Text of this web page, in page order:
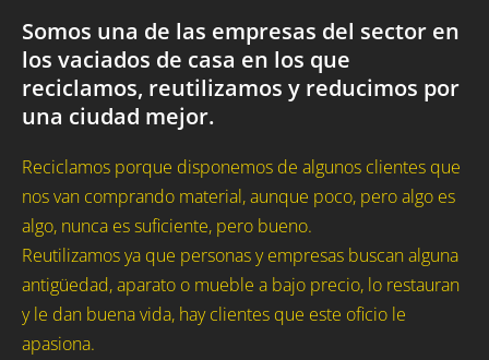
Somos una de las empresas del sector en
los vaciados de casa en los que
reciclamos, reutilizamos y reducimos por
una ciudad mejor.
Reciclamos porque disponemos de algunos clientes que
nos van comprando material, aunque poco, pero algo es
algo, nunca es suficiente, pero bueno.
Reutilizamos ya que personas y empresas buscan alguna
antigüedad, aparato o mueble a bajo precio, lo restauran
y le dan buena vida, hay clientes que este oficio le
apasiona.